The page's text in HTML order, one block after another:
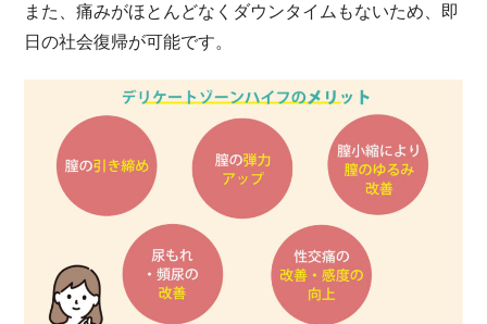
また、痛みがほとんどなくダウンタイムもないため、即
日の社会復帰が可能です。